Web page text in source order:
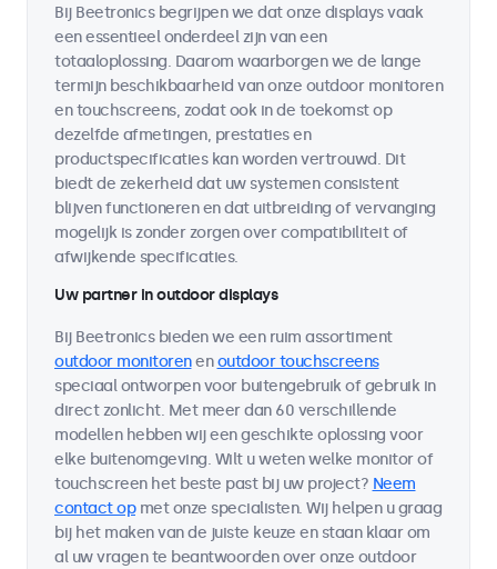
Bij Beetronics begrijpen we dat onze displays vaak
een essentieel onderdeel zijn van een
totaaloplossing. Daarom waarborgen we de lange
termijn beschikbaarheid van onze outdoor monitoren
en touchscreens, zodat ook in de toekomst op
dezelfde afmetingen, prestaties en
productspecificaties kan worden vertrouwd. Dit
biedt de zekerheid dat uw systemen consistent
blijven functioneren en dat uitbreiding of vervanging
mogelijk is zonder zorgen over compatibiliteit of
afwijkende specificaties.
Uw partner in outdoor displays
Bij Beetronics bieden we een ruim assortiment
outdoor monitorenenoutdoor touchscreens
speciaal ontworpen voor buitengebruik of gebruik in
direct zonlicht. Met meer dan 60 verschillende
modellen hebben wij een geschikte oplossing voor
elke buitenomgeving. Wilt u weten welke monitor of
touchscreen het beste past bij uw project? Neem
contact opmet onze specialisten. Wij helpen u graag
bij het maken van de juiste keuze en staan klaar om
al uw vragen te beantwoorden over onze outdoor